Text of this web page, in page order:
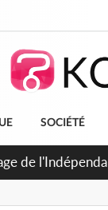
SOCIÉTÉ
après la